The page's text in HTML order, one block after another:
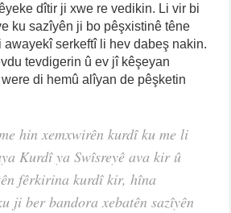
dîtir ji xwe re vedikin. Li vir bi
ku sazîyên ji bo pêşxistinê têne
serkeftî li hev dabeş nakin.
tevdigerin û ev jî kêşeyan
di hemû alîyan de pêşketin
hin xemxwirên kurdî ku me li
Kurdî ya Swîsreyê ava kir û
fêrkirina kurdî kir, hîna
ji ber bandora xebatên sazîyên